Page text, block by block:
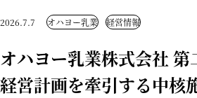
2026.7.7 オハヨー乳業 経営情報
オハヨー乳業株式会社 第
経営計画を牽引する中核